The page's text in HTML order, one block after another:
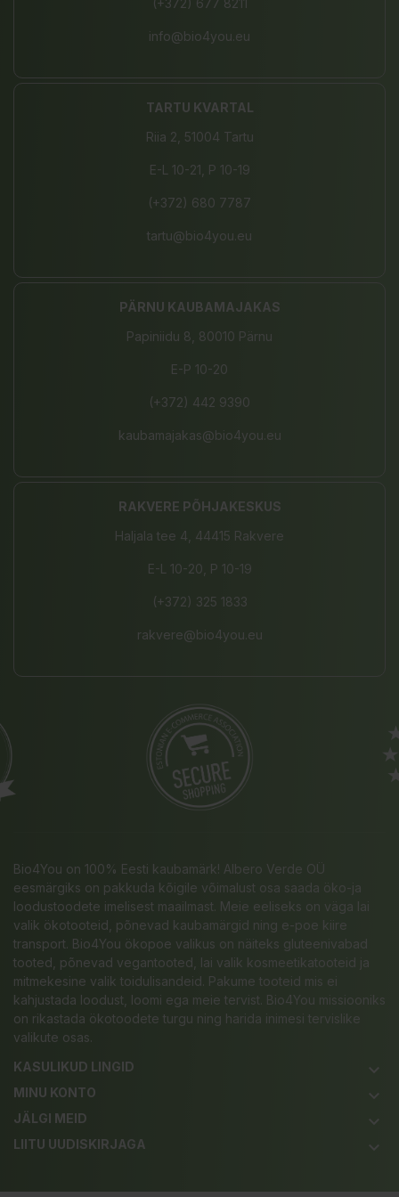
info@bio4you.eu
TARTU KVARTAL
Riia 2, 51004 Tartu
E-L 10-21, P 10-19
(+372) 680 7787
tartu@bio4you.eu
PÄRNU KAUBAMAJAKAS
Papiniidu 8, 80010 Pärnu
E-P 10-20
(+372) 442 9390
kaubamajakas@bio4you.eu
RAKVERE PÕHJAKESKUS
Haljala tee 4, 44415 Rakvere
E-L 10-20, P 10-19
(+372) 325 1833
rakvere@bio4you.eu
Bio4You on 100% Eesti kaubamärk! Albero Verde OÜ
eesmärgiks on pakkuda kõigile võimalust osa saada öko-ja
loodustoodete imelisest maailmast. Meie eeliseks on väga lai
valik ökotooteid, põnevad kaubamärgid ning e-poe kiire
transport. Bio4You ökopoe valikus on näiteks gluteenivabad
tooted, põnevad vegantooted, lai valik kosmeetikatooteid ja
mitmekesine valik toidulisandeid. Pakume tooteid mis ei
kahjustada loodust, loomi ega meie tervist. Bio4You missiooniks
on rikastada ökotoodete turgu ning harida inimesi tervislike
valikute osas.
KASULIKUD LINGID
keyboard_arrow_down
MINU KONTO keyboard_arrow_down
JÄLGI MEID keyboard_arrow_down
LIITU UUDISKIRJAGA keyboard_arrow_down